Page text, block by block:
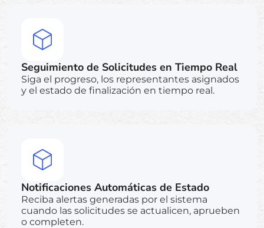
Seguimiento de Solicitudes en Tiempo Real
Siga el progreso, los representantes asignados
y el estado de finalización en tiempo real.
Notificaciones Automáticas de Estado
Reciba alertas generadas por el sistema
cuando las solicitudes se actualicen, aprueben
o completen.